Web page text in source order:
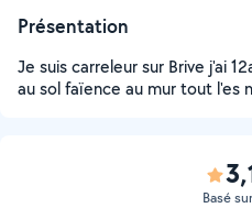
Présentation
Je suis carreleur sur Brive j'ai
au sol faïence au mur tout l'es
Basé